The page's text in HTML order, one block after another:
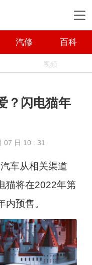
汽修 百科
视频
？闪电猫年
07 日 10 : 31
车从相关渠道
猫将在2022年第
预售。